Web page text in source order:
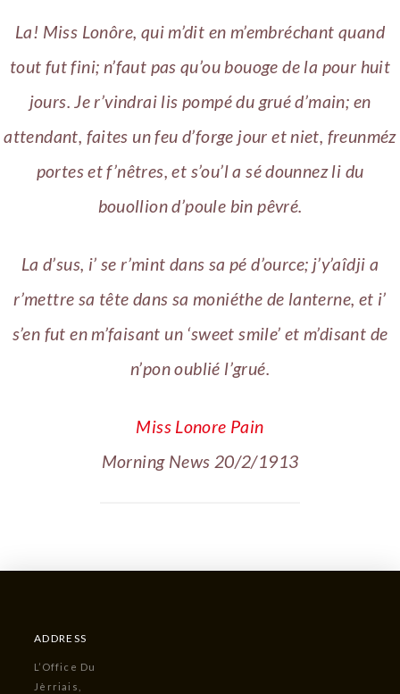
La! Miss Lonôre, qui m’dit en m’embréchant quand
tout fut fini; n’faut pas qu’ou bouoge de la pour huit
jours. Je r’vindrai lis pompé du grué d’main; en
attendant, faites un feu d’forge jour et niet, freunméz
portes et f’nêtres, et s’ou’l a sé dounnez li du
bouollion d’poule bin pêvré.
La d’sus, i’ se r’mint dans sa pé d’ource; j’y’aîdji a
r’mettre sa tête dans sa moniéthe de lanterne, et i’
s’en fut en m’faisant un ‘sweet smile’ et m’disant de
n’pon oublié l’grué.
Miss Lonore Pain
Morning News 20/2/1913
ADDRESS
L’Office Du
Jèrriais,